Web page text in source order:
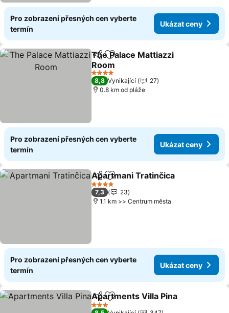
Pro zobrazení přesných cen vyberte
termín
Ukázat ceny
SdíletPřidat na seznam oblíbených
The Palace Mattiazzi
Room
4 Počet hvězdiček
8,8 Vynikající
27
0.8 km od pláže
Pro zobrazení přesných cen vyberte
termín
Ukázat ceny
SdíletPřidat na seznam oblíbených
Apartmani Tratinčica
4 Počet hvězdiček
7,3
23
1.1 km >> Centrum města
Pro zobrazení přesných cen vyberte
termín
Ukázat ceny
SdíletPřidat na seznam oblíbených
Apartments Villa Pina
3 Počet hvězdiček